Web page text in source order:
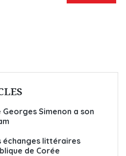
Simenon a son
échanges littéraires
de Corée